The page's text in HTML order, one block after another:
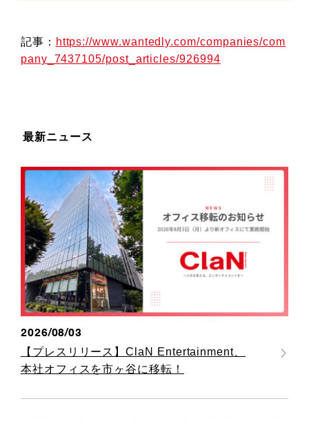
記事： https://www.wantedly.com/companies/com
pany_7437105/post_articles/926994
最新ニュース
2026/08/03
【プレスリリース】ClaN Entertainment、
本社オフィスを市ヶ谷に移転！